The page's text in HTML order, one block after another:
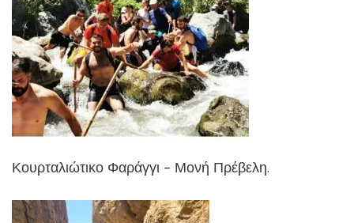
Κουρταλιώτικο Φαράγγι – Μονή Πρέβελη.